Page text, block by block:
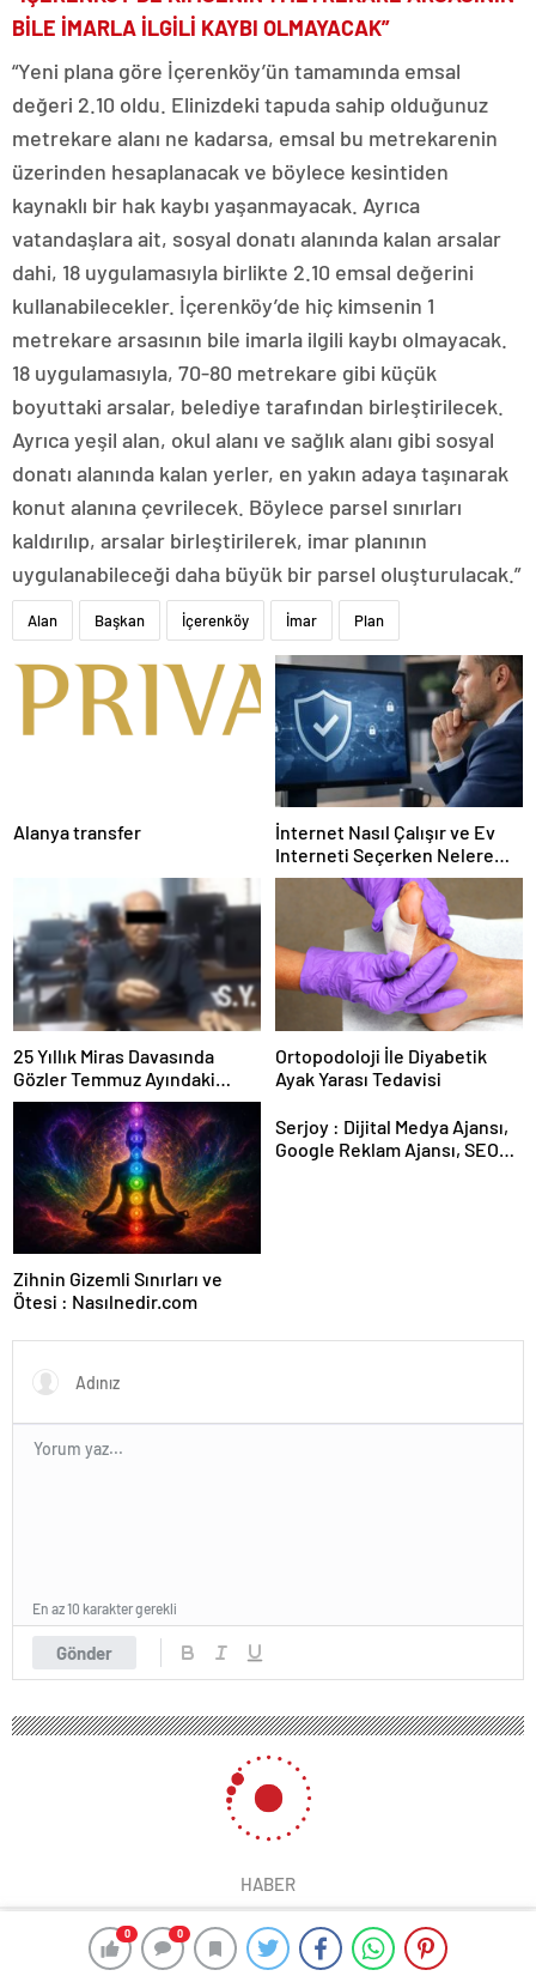
0 0
BİLE İMARLA İLGİLİ KAYBI OLMAYACAK”
“Yeni plana göre İçerenköy’ün tamamında emsal
değeri 2.10 oldu. Elinizdeki tapuda sahip olduğunuz
metrekare alanı ne kadarsa, emsal bu metrekarenin
üzerinden hesaplanacak ve böylece kesintiden
kaynaklı bir hak kaybı yaşanmayacak. Ayrıca
vatandaşlara ait, sosyal donatı alanında kalan arsalar
dahi, 18 uygulamasıyla birlikte 2.10 emsal değerini
kullanabilecekler. İçerenköy’de hiç kimsenin 1
metrekare arsasının bile imarla ilgili kaybı olmayacak.
18 uygulamasıyla, 70-80 metrekare gibi küçük
boyuttaki arsalar, belediye tarafından birleştirilecek.
Ayrıca yeşil alan, okul alanı ve sağlık alanı gibi sosyal
donatı alanında kalan yerler, en yakın adaya taşınarak
konut alanına çevrilecek. Böylece parsel sınırları
kaldırılıp, arsalar birleştirilerek, imar planının
uygulanabileceği daha büyük bir parsel oluşturulacak.”
Alan Başkan İçerenköy İmar Plan
Alanya transfer
İnternet Nasıl Çalışır ve Ev
Interneti Seçerken Nelere
Dikkat Etmelisiniz
25 Yıllık Miras Davasında
Gözler Temmuz Ayındaki
Karar Duruşmasına Çevrildi
Ortopodoloji İle Diyabetik
Ayak Yarası Tedavisi
Zihnin Gizemli Sınırları ve
Ötesi : Nasılnedir.com
Serjoy : Dijital Medya Ajansı,
Google Reklam Ajansı, SEO
Gönder
En az 10 karakter gerekli
HABER